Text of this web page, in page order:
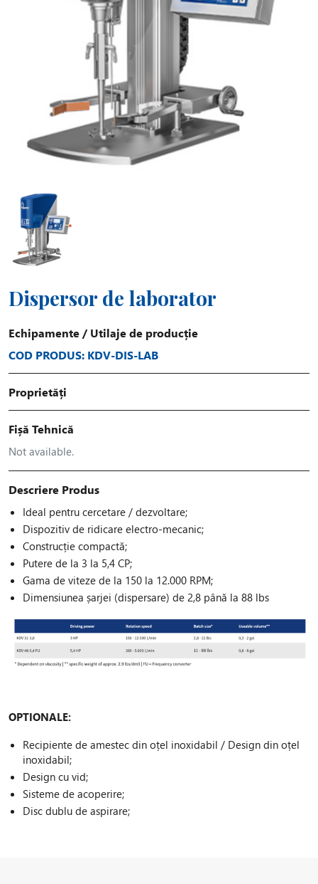
Dispersor de laborator
Echipamente/ Utilaje de producție
COD PRODUS: KDV-DIS-LAB
Proprietăți
Fișă Tehnică
Not available.
Descriere Produs
Ideal pentru cercetare / dezvoltare;
Dispozitiv de ridicare electro-mecanic;
Construcție compactă;
Putere de la 3 la 5,4 CP;
Gama de viteze de la 150 la 12.000 RPM;
Dimensiunea șarjei (dispersare) de 2,8 până la 88 lbs
OPTIONALE:
Recipiente de amestec din oțel inoxidabil / Design din oțel
inoxidabil;
Design cu vid;
Sisteme de acoperire;
Disc dublu de aspirare;